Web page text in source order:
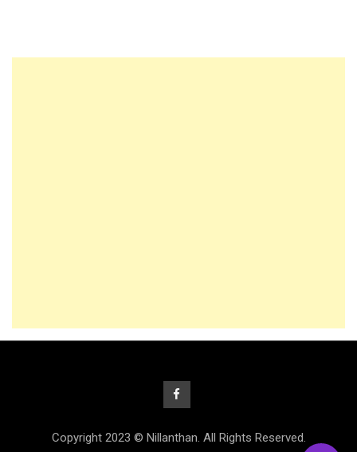
Copyright 2023 © Nillanthan. All Rights Reserved.